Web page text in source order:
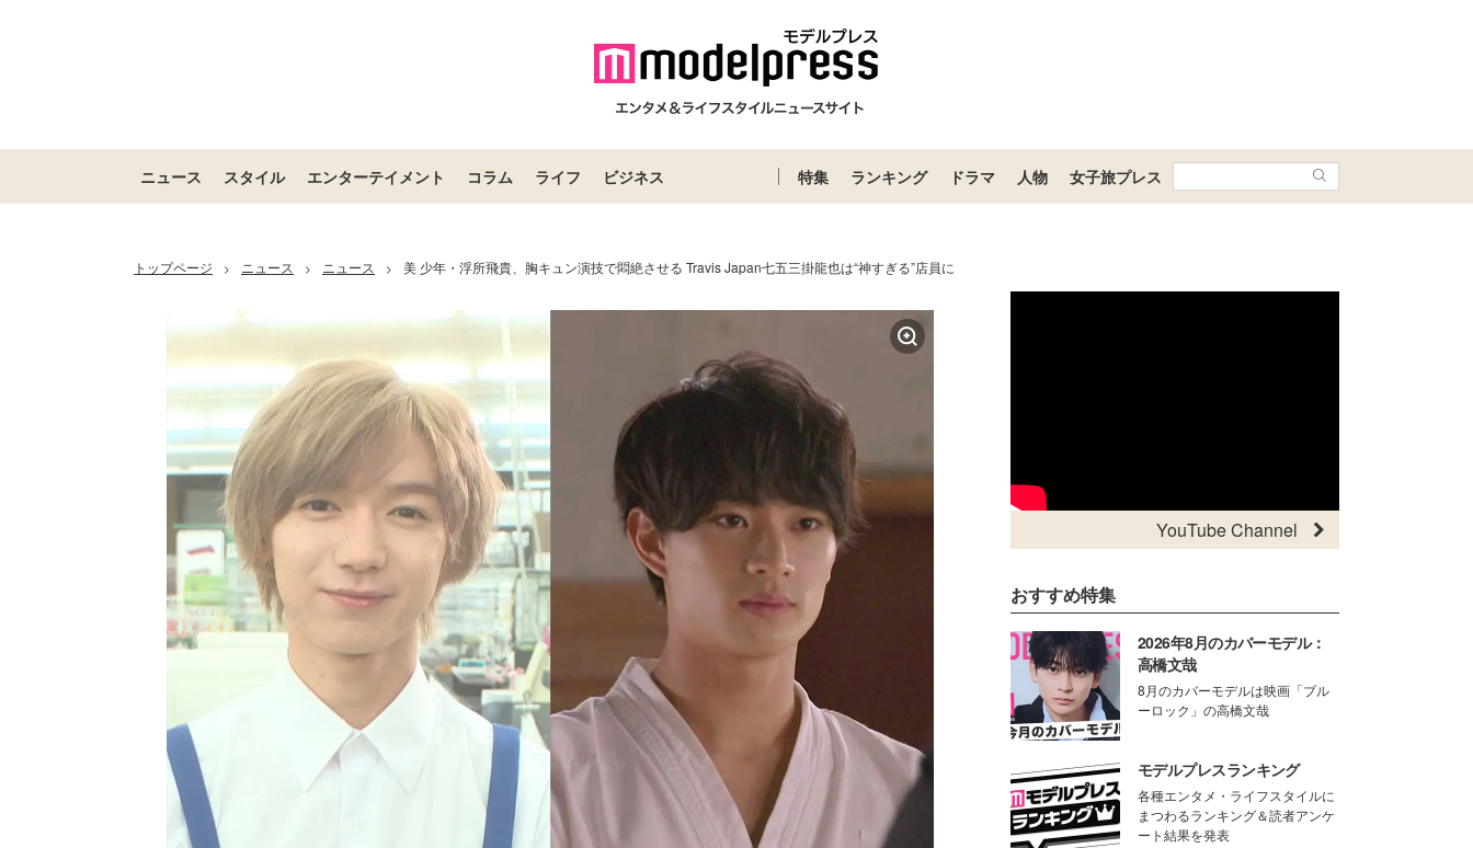
ニュース スタイル エンターテイメント コラム ライフ ビジネス 特集 ランキング ドラマ 人物 女子旅プレス
トップページ > ニュース > ニュース > 美 少年・浮所飛貴、胸キュン演技で悶絶させる Travis Japan七五三掛龍也は“神すぎる”店員に
YouTube Channel
おすすめ特集
2026年8月のカバーモデル：
高橋文哉
8月のカバーモデルは映画「ブル
ーロック」の高橋文哉
モデルプレスランキング
各種エンタメ・ライフスタイルに
まつわるランキング＆読者アンケ
ート結果を発表